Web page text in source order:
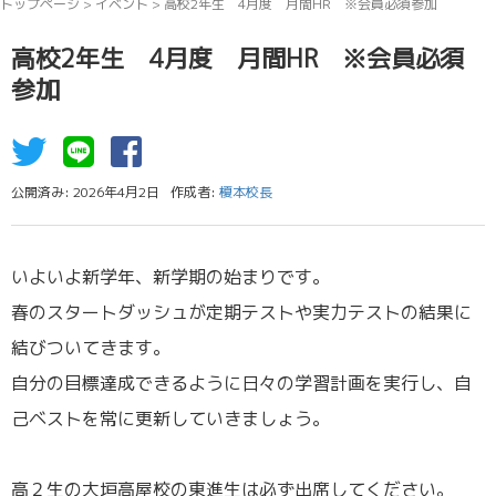
トップページ > イベント > 高校2年生 4月度 月間HR ※会員必須参加
高校2年生 4月度 月間HR ※会員必須
参加
公開済み: 2026年4月2日 作成者: 榎本校長
いよいよ新学年、新学期の始まりです。
春のスタートダッシュが定期テストや実力テストの結果に
結びついてきます。
自分の目標達成できるように日々の学習計画を実行し、自
己ベストを常に更新していきましょう。
高２生の大垣高屋校の東進生は必ず出席してください。